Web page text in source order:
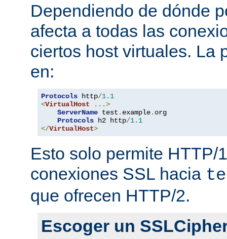
Dependiendo de dónde
afecta a todas las
ciertos host virtuales. La
en:
Protocols http/1.1
<VirtualHost
...>
ServerName test . example. org
Protocols h2 http/1.1
</VirtualHost>
Esto solo permite HTTP/
conexiones SSL hacia
que ofrecen HTTP/2.
Escoger un